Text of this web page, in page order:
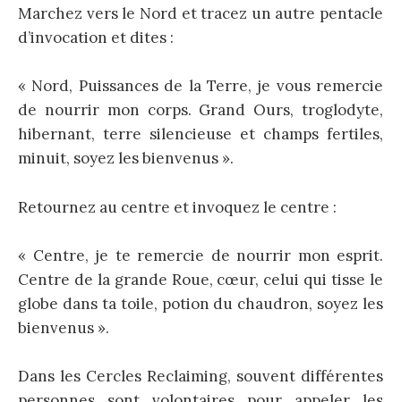
Marchez vers le Nord et tracez un autre pentacle
d’invocation et dites :
« Nord, Puissances de la Terre, je vous remercie
de nourrir mon corps. Grand Ours, troglodyte,
hibernant, terre silencieuse et champs fertiles,
minuit, soyez les bienvenus ».
Retournez au centre et invoquez le centre :
« Centre, je te remercie de nourrir mon esprit.
Centre de la grande Roue, cœur, celui qui tisse le
globe dans ta toile, potion du chaudron, soyez les
bienvenus ».
Dans les Cercles Reclaiming, souvent différentes